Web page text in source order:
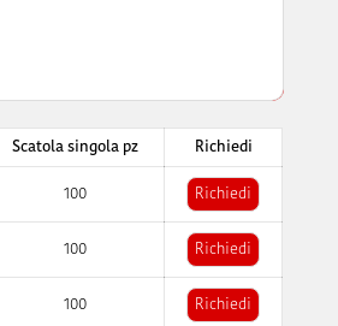
Scatola singola pz Richiedi
100 Richiedi
100 Richiedi
100 Richiedi